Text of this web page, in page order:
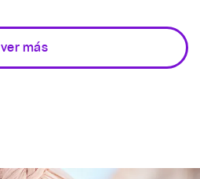
ver más